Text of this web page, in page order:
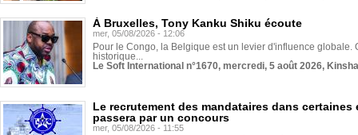
À Bruxelles, Tony Kanku Shiku écoute
mer, 05/08/2026 - 12:06
Pour le Congo, la Belgique est un levier d'influence globale.
historique...
Le Soft International n°1670, mercredi, 5 août 2026,
Le recrutement des mandataires dans
passera par un concours
mer, 05/08/2026 - 11:55